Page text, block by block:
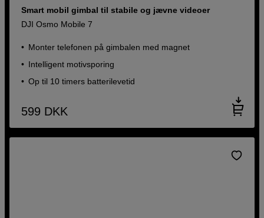
Smart mobil gimbal til stabile og jævne videoer
DJI Osmo Mobile 7
Monter telefonen på gimbalen med magnet
Intelligent motivsporing
Op til 10 timers batterilevetid
599 DKK